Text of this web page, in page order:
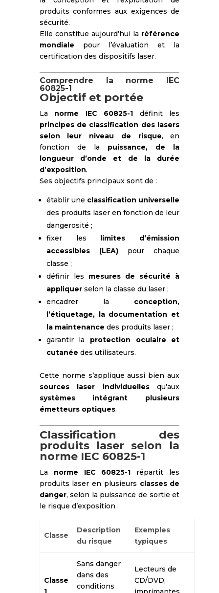
produits conformes aux exigences de
sécurité.
Elle constitue aujourd’hui la référence
mondiale pour l’évaluation et la
certification des dispositifs laser.
Comprendre la norme IEC
60825-1
Objectif et portée
La norme IEC 60825-1 définit les
principes de classification des lasers
selon leur niveau de risque, en
fonction de la puissance, de la
longueur d’onde et de la durée
d’exposition.
Ses objectifs principaux sont de :
établir une classification universelle
des produits laser en fonction de leur
dangerosité ;
fixer les limites d’émission
accessibles (LEA)pour chaque
classe ;
définir les mesures de sécurité à
appliquerselon la classe du laser ;
encadrer la conception,
l’étiquetage, la documentation et
la maintenance des produits laser ;
garantir la protection oculaire et
cutanée des utilisateurs.
Cette norme s’applique aussi bien aux
sources laser individuellesqu’aux
systèmes intégrant plusieurs
émetteurs optiques.
Classification des
produits laser selon la
norme IEC 60825-1
La norme IEC 60825-1 répartit les
produits laser en plusieurs classes de
danger, selon la puissance de sortie et
le risque d’exposition :
Classe
Description
du risque
Exemples
typiques
Classe
Sans danger
dans des
conditions
Lecteurs de
CD/DVD,